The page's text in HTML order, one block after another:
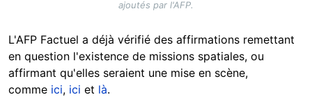
ajoutés par l'AFP.
L'AFP Factuel a déjà vérifié des affirmations remettant
en question l'existence de missions spatiales, ou
affirmant qu'elles seraient une mise en scène,
comme ici, ici et là.